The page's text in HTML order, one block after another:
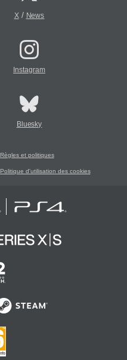
X/ News
Instagram
Bluesky
Règles et politiques
Politique d'utilisation des cookies